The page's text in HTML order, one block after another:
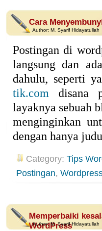
Cara
Author: M. Syarif Hidayatullah
Postingan di
langsung dan
dahulu, seperti
tik.com disana
layaknya sebuah
menginginkan
dengan hanya
Category: Tips
Postingan,
Memperbaiki
WordPress
Author:M. Syarif Hidayatullah